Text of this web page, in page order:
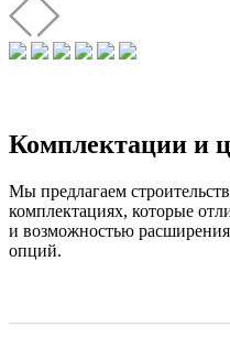
Комплектации и
Мы предлагаем
комплектациях, которые
и возможностью
опций.